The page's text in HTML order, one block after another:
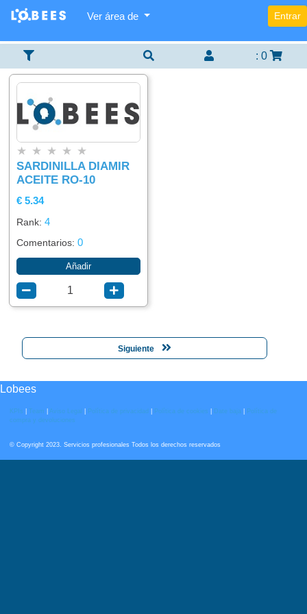
Ver área de Entrar
:0
Categorías
×
Alimentación
Lista
Items
×
Agregar
item
Buscador
×
★ ★ ★ ★ ★
SARDINILLA DIAMIR
ACEITE RO-10
€ 5.34
Rank:4
Comentarios:0
Añadir
Siguiente
Lobees
KPIs Team Aviso Legal Política de privacidad Política de cookies Date baja
Política de
compra y devoluciones
© Copyright 2023. Servicios profesionales Todos los derechos reservados